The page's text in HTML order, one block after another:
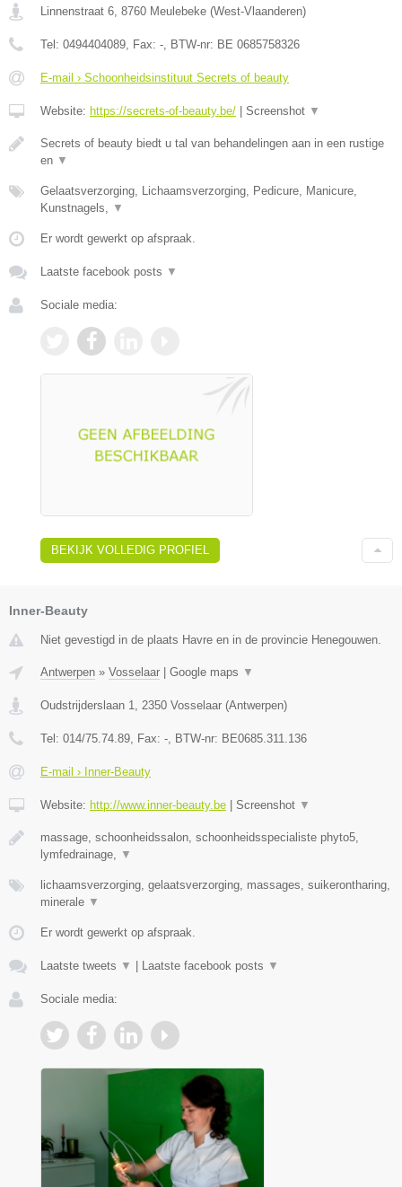
Linnenstraat 6, 8760 Meulebeke (West-Vlaanderen)
Tel: 0494404089, Fax: -, BTW-nr: BE 0685758326
E-mail › Schoonheidsinstituut Secrets of beauty
Website: https://secrets-of-beauty.be/ Screenshot ▼
Secrets of beauty biedt u tal van behandelingen aan in een rustige
en ▼
Gelaatsverzorging, Lichaamsverzorging, Pedicure, Manicure,
Kunstnagels, ▼
Er wordt gewerkt op afspraak.
Laatste facebook posts ▼
Sociale media:
BEKIJK VOLLEDIG PROFIEL
Inner-Beauty
Niet gevestigd in de plaats Havre en in de provincie Henegouwen.
Antwerpen » Vosselaar Google maps ▼
Oudstrijderslaan 1 2350 Vosselaar (Antwerpen)
Tel: 014/75.74.89 , Fax: - , BTW-nr: BE0685.311.136
E-mail › Inner-Beauty
Website: http://www.inner-beauty.be Screenshot ▼
massage, schoonheidssalon, schoonheidsspecialiste phyto5,
lymfedrainage,
▼
lichaamsverzorging, gelaatsverzorging, massages, suikerontharing,
minerale ▼
Er wordt gewerkt op afspraak.
Laatste tweets ▼ Laatste facebook posts ▼
Sociale media: